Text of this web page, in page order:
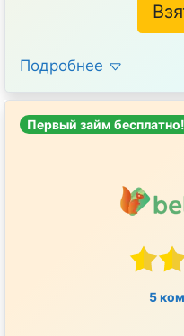
Подробнее
Первый займ бесплатно!
5